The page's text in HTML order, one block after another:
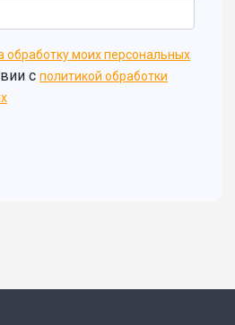
обработку моих персональных
с политикой обработки